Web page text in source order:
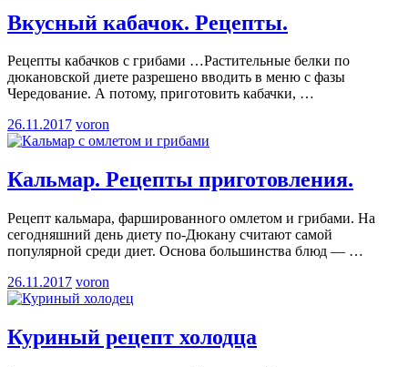
Вкусный кабачок. Рецепты.
Рецепты кабачков с грибами …Растительные белки по
дюкановской диете разрешено вводить в меню с фазы
Чередование. А потому, приготовить кабачки, …
26.11.2017 voron
Кальмар. Рецепты приготовления.
Рецепт кальмара, фаршированного омлетом и грибами. На
сегодняшний день диету по-Дюкану считают самой
популярной среди диет. Основа большинства блюд — …
26.11.2017 voron
Куриный рецепт холодца